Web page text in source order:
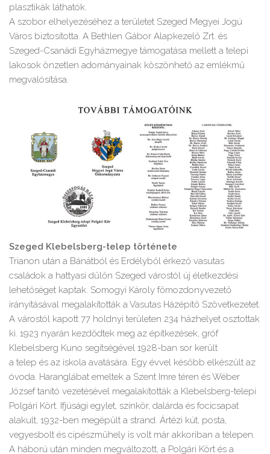
plasztikák láthatók.
A szobor elhelyezéséhez a területet Szeged Megyei Jogú
Város biztosította. A Bethlen Gábor Alapkezelő Zrt. és
Szeged-Csanádi Egyházmegye támogatása mellett a telepi
lakosok önzetlen adományainak köszönhető az emlékmű
megvalósítása.
Szeged Klebelsberg-telep története
Trianon után a Bánátból és Erdélyből érkező vasutas
családok a hattyasi dűlőn Szeged várostól új életkezdési
lehetőséget kaptak. Somogyi Károly főmozdonyvezető
irányításával megalakították a Vasutas Házépítő Szövetkezetet.
A várostól kapott 77 holdnyi területen 234 házhelyet osztottak
ki. 1923 nyarán kezdődtek meg az építkezések, gróf
Klebelsberg Kuno segítségével 1928-ban sor került
a telep és az iskola avatására. Egy évvel később elkészült az
óvoda. Haranglábat emeltek a Szent Imre téren és Wéber
József tanító vezetésével megalakították a Klebelsberg-telepi
Polgári Kört. Ifjúsági egylet, színkör, dalárda és focicsapat
alakult, 1932-ben megépült a strand. Ártézi kút, posta,
vegyesbolt és cipészműhely is volt már akkoriban a telepen.
A háború után minden megváltozott, a Polgári Kört és a